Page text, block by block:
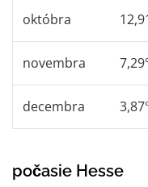
októbra
novembra
decembra
počasie Hesse